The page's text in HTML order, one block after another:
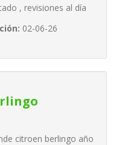
, revisiones al día
02-06-26
citroen berlingo año